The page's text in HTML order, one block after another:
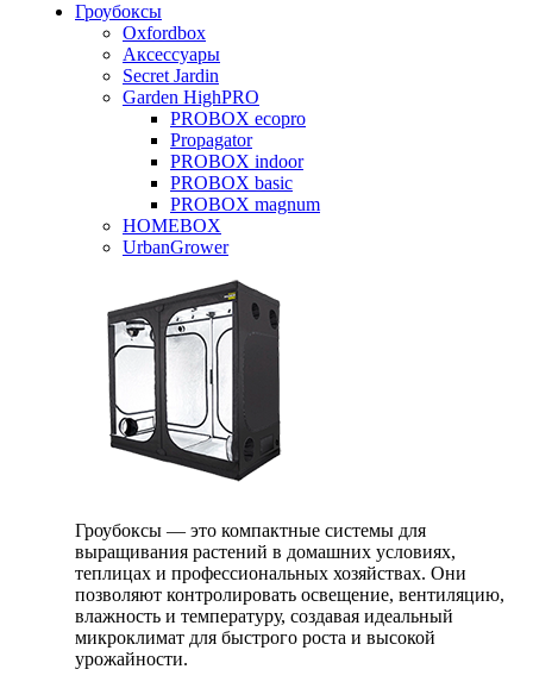
Гроубоксы
Oxfordbox
Аксессуары
Secret Jardin
Garden HighPRO
PROBOX ecopro
Propagator
PROBOX indoor
PROBOX basic
PROBOX magnum
HOMEBOX
UrbanGrower
Гроубоксы — это компактные системы для
выращивания растений в домашних условиях,
теплицах и профессиональных хозяйствах. Они
позволяют контролировать освещение, вентиляцию,
влажность и температуру, создавая идеальный
микроклимат для быстрого роста и высокой
урожайности.